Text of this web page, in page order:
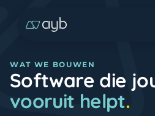
WAT WE BOUWEN
Software die
vooruit helpt